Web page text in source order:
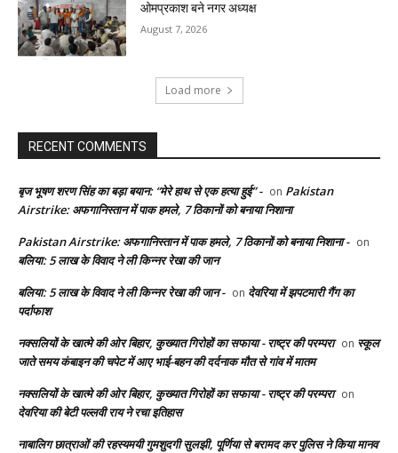
ओमप्रकाश बने नगर अध्यक्ष
August 7, 2026
Load more
RECENT COMMENTS
बृज भूषण शरण सिंह का बड़ा बयान: “मेरे हाथ से एक हत्या हुई” - on Pakistan
Airstrike: अफगानिस्तान में पाक हमले, 7 ठिकानों को बनाया निशाना
Pakistan Airstrike: अफगानिस्तान में पाक हमले, 7 ठिकानों को बनाया निशाना - on
बलिया: 5 लाख के विवाद ने ली किन्नर रेखा की जान
बलिया: 5 लाख के विवाद ने ली किन्नर रेखा की जान - on देवरिया में झपटमारी गैंग का
पर्दाफाश
नक्सलियों के खात्मे की ओर बिहार, कुख्यात गिरोहों का सफाया - राष्ट्र की परम्परा on स्कूल
जाते समय कंबाइन की चपेट में आए भाई-बहन की दर्दनाक मौत से गांव में मातम
नक्सलियों के खात्मे की ओर बिहार, कुख्यात गिरोहों का सफाया - राष्ट्र की परम्परा on
देवरिया की बेटी पल्लवी राय ने रचा इतिहास
नाबालिग छात्राओं की रहस्यमयी गुमशुदगी सुलझी, पूर्णिया से बरामद कर पुलिस ने किया मानव